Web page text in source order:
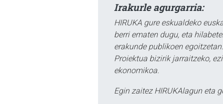
Irakurle agurgarria:
HIRUKA gure eskualdeko
berri ematen dugu, eta
erakunde publikoen
Proiektua bizirik jarraitzeko,
ekonomikoa.
Egin zaitez HIRUKAlagun eta